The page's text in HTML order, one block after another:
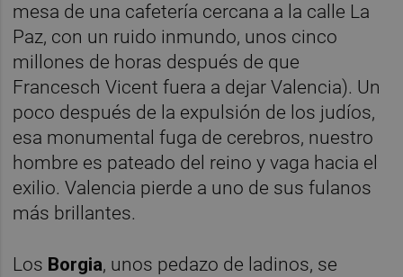
mesa de una cafetería cercana a la calle La
Paz, con un ruido inmundo, unos cinco
millones de horas después de que
Francesch Vicent fuera a dejar Valencia). Un
poco después de la expulsión de los judíos,
esa monumental fuga de cerebros, nuestro
hombre es pateado del reino y vaga hacia el
exilio. Valencia pierde a uno de sus fulanos
más brillantes.
Los Borgia, unos pedazo de ladinos, se